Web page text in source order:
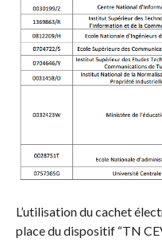
L’utilisation du cachet
place du dispositif “TN